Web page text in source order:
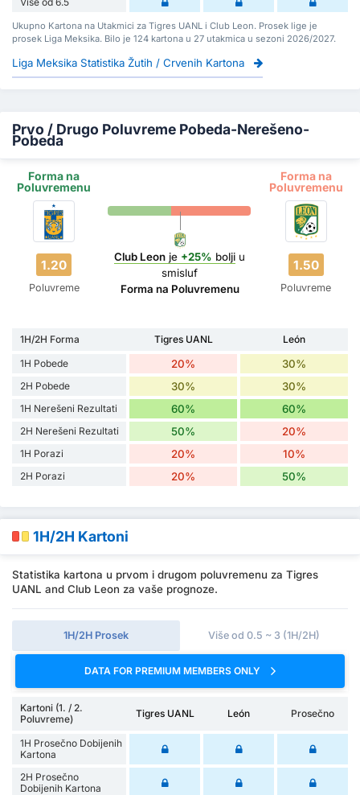
Ukupno Kartona na Utakmici za Tigres UANL i Club Leon. Prosek lige je
prosek Liga Meksika. Bilo je 124 kartona u 27 utakmica u sezoni 2026/2027.
Liga Meksika Statistika Žutih / Crvenih Kartona
Prvo / Drugo Poluvreme Pobeda-Nerešeno-
Pobeda
Forma na
Poluvremenu
Forma na
Poluvremenu
1.20
Poluvreme
Club Leon je +25% bolji u
smisluf
Forma na Poluvremenu
1.50
Poluvreme
1H/2H Forma Tigres UANL
León
1H Pobede
20% 30%
2H Pobede 30% 30%
1H Nerešeni Rezultati 60% 60%
2H Nerešeni Rezultati 50% 20%
1H Porazi 20% 10%
2H Porazi 20% 50%
1H/2H Kartoni
Statistika kartona u prvom i drugom poluvremenu za Tigres
UANL and Club Leon za vaše prognoze.
1H/2H Prosek Više od 0.5 ~ 3 (1H/2H)
DATA FOR PREMIUM MEMBERS ONLY
Kartoni (1. / 2.
Poluvreme)
Tigres UANL León Prosečno
1H Prosečno Dobijenih
Kartona
2H Prosečno
Dobijenih Kartona